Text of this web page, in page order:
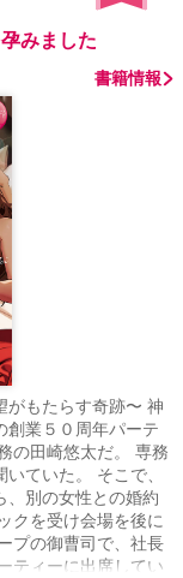
みました
書籍情報
がもたらす奇跡〜 神
創業５０周年パーテ
の田崎悠太だ。 専務
ていた。 そこで、
、別の女性との婚約
クを受け会場を後に
プの御曹司で、社長
ティーに出席してい